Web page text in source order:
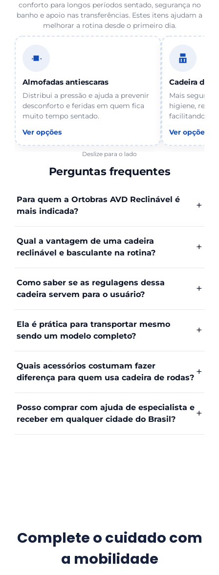
conforto para longos períodos sentado, segurança no
banho e apoio nas transferências. Estes itens ajudam a
melhorar a rotina desde o primeiro dia.
Almofadas antiescaras
Distribui a pressão e ajuda a prevenir
desconforto e feridas em quem fica
muito tempo sentado.
Ver opções
Cadeira de
Mais
higiene,
facilitando o
Ver opções
Deslize para o lado
Perguntas frequentes
Para quem a Ortobras AVD Reclinável é
mais indicada?
Qual a vantagem de uma cadeira
reclinável e basculante na rotina?
Como saber se as regulagens dessa
cadeira servem para o usuário?
Ela é prática para transportar mesmo
sendo um modelo completo?
Quais acessórios costumam fazer
diferença para quem usa cadeira de rodas?
Posso comprar com ajuda de especialista e
receber em qualquer cidade do Brasil?
Complete o cuidado com
a mobilidade